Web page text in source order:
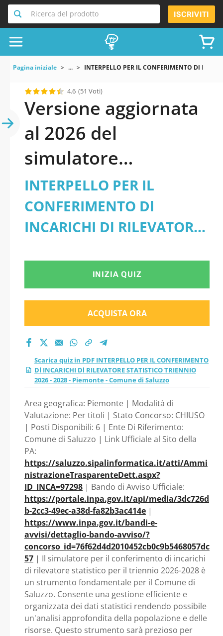
Ricerca del prodotto ISCRIVITI
Pagina iniziale ... INTERPELLO PER IL CONFERIMENTO Dl
4.6 (51 Voti)
Versione aggiornata
al 2026 del
simulatore
INTERPELLO PER IL
CONFERIMENTO Dl
INCARICHI Dl
RILEVATORE
STATISTICO
TRIENNIO 2026 -
2028 - Piemonte -
Comune di Saluzzo
INTERPELLO PER IL
CONFERIMENTO Dl
INCARICHI Dl RILEVATORE
- 2028 - Piemonte -
Comune di Saluzzo
INIZIA QUIZ
ACQUISTA ORA
Scarica quiz in PDF INTERPELLO PER IL CONFERIMENTO
Dl INCARICHI Dl RILEVATORE STATISTICO TRIENNIO
2026 - 2028 - Piemonte - Comune di Saluzzo
Area geografica: Piemonte | Modalità di
Valutazione: Per titoli | Stato Concorso: CHIUSO
| Posti Disponibili: 6 | Ente Di Riferimento:
Comune di Saluzzo | Link Ufficiale al Sito della
PA:
https://saluzzo.sipalinformatica.it/atti/Ammi
nistrazioneTrasparenteDett.aspx?
ID_INCA=97298 | Bando di Avviso Ufficiale:
https://portale.inpa.gov.it/api/media/3dc726d
b-2cc3-49ec-a38d-fa82b3ac414e |
https://www.inpa.gov.it/bandi-e-
avvisi/dettaglio-bando-avviso/?
concorso_id=76f62d4d2010452cb0c9b5468057dc
57 | Il simulatore per il conferimento di incarichi
di rilevatore statistico per il triennio 2026-2028 è
un strumento fondamentale per il Comune di
Saluzzo. Consente una gestione efficiente e
organizzata dei dati statistici rendendo possibile
un'analisi approfondita della popolazione e delle
risorse. Questo strumento sarà prezioso per